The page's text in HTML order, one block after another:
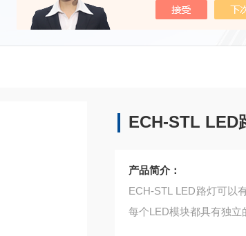
当前位置：首页
ECH-STL LED
产品简介：
ECH-STL LED路灯可以
每个LED模块都具有独立